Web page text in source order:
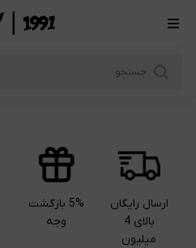
ارسال رایگان
بالای 4
میلیون
5% بازگشت
وجه